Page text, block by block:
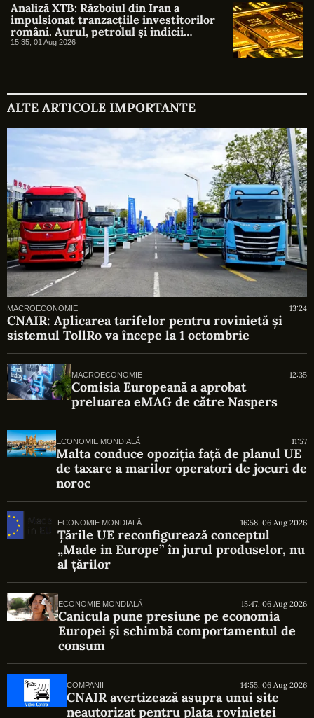
Analiză XTB: Războiul din Iran a
impulsionat tranzacțiile investitorilor
români. Aurul, petrolul și indicii
americani au atras cel mai mare interes
15:35, 01 Aug 2026
ALTE ARTICOLE IMPORTANTE
MACROECONOMIE 13:24
CNAIR: Aplicarea tarifelor pentru rovinietă și
sistemul TollRo va începe la 1 octombrie
MACROECONOMIE 12:35
Comisia Europeană a aprobat
preluarea eMAG de către Naspers
ECONOMIE MONDIALĂ 11:57
Malta conduce opoziția față de planul UE
de taxare a marilor operatori de jocuri de
noroc
ECONOMIE MONDIALĂ 16:58, 06 Aug 2026
Țările UE reconfigurează conceptul
„Made in Europe” în jurul produselor, nu
al țărilor
ECONOMIE MONDIALĂ 15:47, 06 Aug 2026
Canicula pune presiune pe economia
Europei și schimbă comportamentul de
consum
COMPANII 14:55, 06 Aug 2026
CNAIR avertizează asupra unui site
neautorizat pentru plata rovinietei